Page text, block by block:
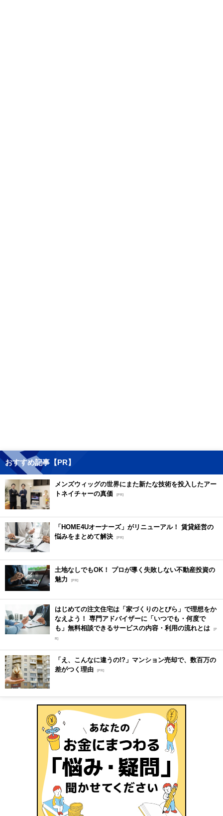
おすすめ記事【PR】
メンズウィッグの世界にまた新たな技術を投入したアー
トネイチャーの真価 [PR]
「HOME4Uオーナーズ」がリニューアル！ 賃貸経営の
悩みをまとめて解決 [PR]
土地なしでもOK！ プロが導く失敗しない不動産投資の
魅力
[PR]
はじめての注文住宅は「家づくりのとびら」で理想をか
なえよう！ 専門アドバイザーに「いつでも・何度で
も」無料相談できるサービスの内容・利用の流れとは [P
R]
「え、こんなに違うの!?」マンション売却で、数百万の
差がつく理由 [PR]